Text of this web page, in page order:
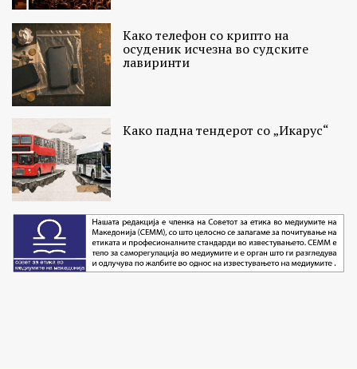
Како телефон со крипто на
осуденик исчезна во судските
лавиринти
Како падна тендерот со „Икарус“